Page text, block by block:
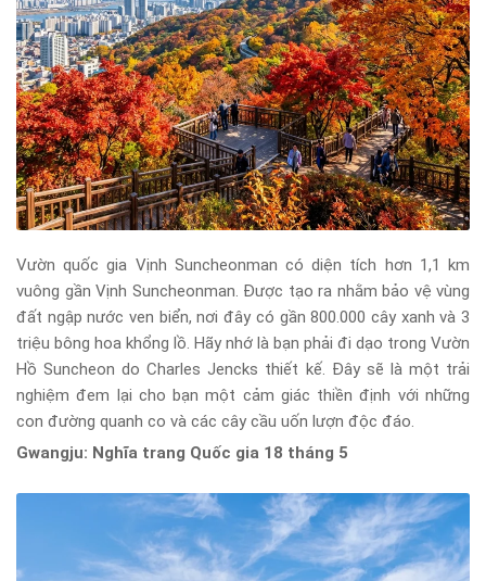
Vườn quốc gia Vịnh Suncheonman có diện tích hơn 1,1 km
vuông gần Vịnh Suncheonman. Được tạo ra nhằm bảo vệ vùng
đất ngập nước ven biển, nơi đây có gần 800.000 cây xanh và 3
triệu bông hoa khổng lồ. Hãy nhớ là bạn phải đi dạo trong Vườn
Hồ Suncheon do Charles Jencks thiết kế. Đây sẽ là một trải
nghiệm đem lại cho bạn một cảm giác thiền định với những
con đường quanh co và các cây cầu uốn lượn độc đáo.
Gwangju: Nghĩa trang Quốc gia 18 tháng 5